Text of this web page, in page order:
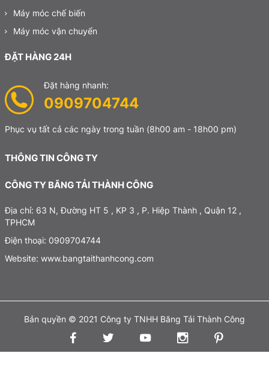
Máy móc chế biến
Máy móc vận chuyển
ĐẶT HÀNG 24H
Đặt hàng nhanh:
0909704744
Phục vụ tất cả các ngày trong tuần (8h00 am - 18h00 pm)
THÔNG TIN CÔNG TY
CÔNG TY BĂNG TẢI THÀNH CÔNG
Địa chỉ: 63 N, Đường HT 5 , KP 3 , P. Hiệp Thành , Quận 12 ,
TPHCM
Điện thoại: 0909704744
Website: www.bangtaithanhcong.com
Bản quyền © 2021 Công ty TNHH Băng Tải Thành Công